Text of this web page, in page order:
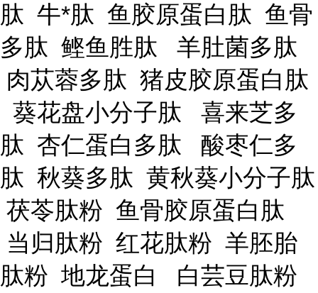
肽 牛*肽 鱼胶原蛋白肽 鱼骨
多肽 鲣鱼胜肽 羊肚菌多肽
肉苁蓉多肽 猪皮胶原蛋白肽
葵花盘小分子肽 喜来芝多
肽 杏仁蛋白多肽 酸枣仁多
肽 秋葵多肽 黄秋葵小分子肽
茯苓肽粉 鱼骨胶原蛋白肽
当归肽粉 红花肽粉 羊胚胎
肽粉 地龙蛋白 白芸豆肽粉